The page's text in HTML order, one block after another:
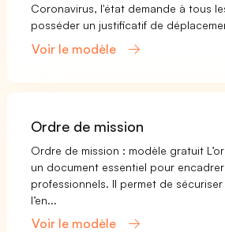
Coronavirus, l'état demande à tous
posséder un justificatif de
Voir le modèle
Ordre de mission
Ordre de mission : modèle gratuit
un document essentiel pour
professionnels. Il permet de
l’en...
Voir le modèle